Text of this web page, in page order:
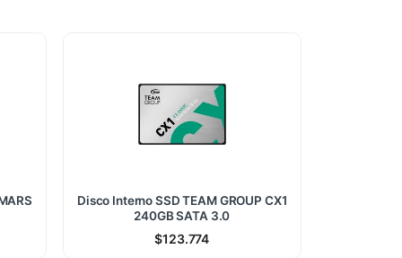
Disco Interno SSD TEAM GROUP CX1
240GB SATA 3.0
$123.774